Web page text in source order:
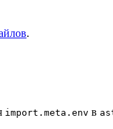
.
import.meta.env в